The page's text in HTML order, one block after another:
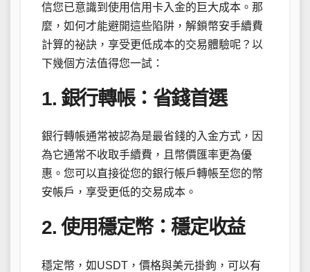
信您已意識到使用信用卡入金的巨大成本。那
麼，如何才能避開這些陷阱，解鎖幣安手續費
計算的祕訣，享受更低成本的交易體驗呢？以
下幾個方法值得您一試：
1. 銀行轉帳：省錢首選
銀行轉帳通常被認為是最省錢的入金方式，因
為它通常不收取手續費，且幣價匯率更為優
惠。您可以直接從您的銀行帳戶轉帳至您的幣
安帳戶，享受更低的交易成本。
2. 使用穩定幣：穩定收益
穩定幣，如USDT，價格與美元掛鉤，可以有